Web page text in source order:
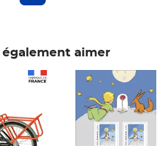
aimer
Prix 7,50€